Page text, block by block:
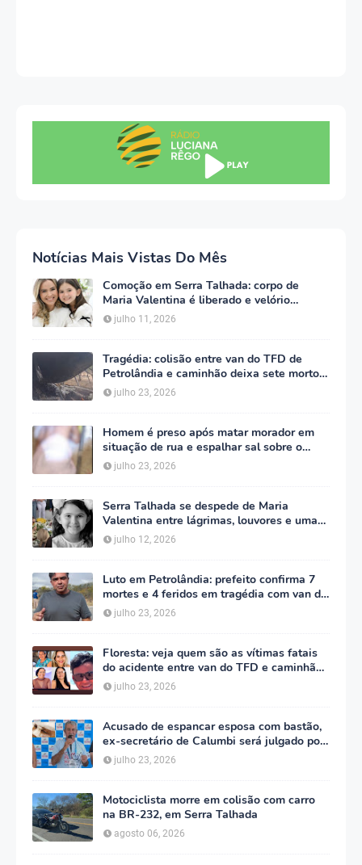
Notícias Mais Vistas Do Mês
Comoção em Serra Talhada: corpo de
Maria Valentina é liberado e velório
começa às 5h deste domingo
julho 11, 2026
Tragédia: colisão entre van do TFD de
Petrolândia e caminhão deixa sete mortos
em Floresta
julho 23, 2026
Homem é preso após matar morador em
situação de rua e espalhar sal sobre o
corpo em Serra Talhada
julho 23, 2026
Serra Talhada se despede de Maria
Valentina entre lágrimas, louvores e uma
multidão que caminhou ao lado da família
julho 12, 2026
Luto em Petrolândia: prefeito confirma 7
mortes e 4 feridos em tragédia com van do
TFD e decreta três dias de luto oficial
julho 23, 2026
Floresta: veja quem são as vítimas fatais
do acidente entre van do TFD e caminhão
na PE-360
julho 23, 2026
Acusado de espancar esposa com bastão,
ex-secretário de Calumbi será julgado por
tentativa de feminicídio
julho 23, 2026
Motociclista morre em colisão com carro
na BR-232, em Serra Talhada
agosto 06, 2026